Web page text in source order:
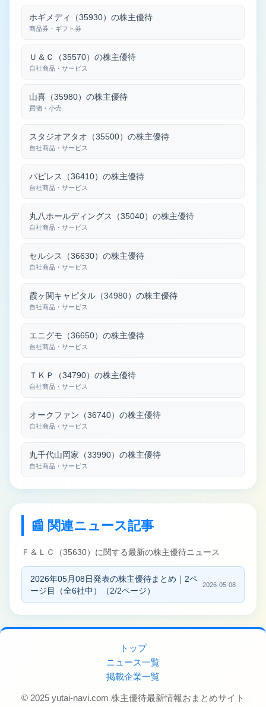
ホギメディ（35930）の株主優待
商品券・ギフト券
Ｕ＆Ｃ（35570）の株主優待
自社商品・サービス
山喜（35980）の株主優待
買物・小売
スタジオアタオ（35500）の株主優待
自社商品・サービス
パピレス（36410）の株主優待
自社商品・サービス
丸八ホールディングス（35040）の株主優待
自社商品・サービス
セルシス（36630）の株主優待
自社商品・サービス
霞ヶ関キャピタル（34980）の株主優待
自社商品・サービス
エニグモ（36650）の株主優待
自社商品・サービス
ＴＫＰ（34790）の株主優待
自社商品・サービス
オークファン（36740）の株主優待
自社商品・サービス
丸千代山岡家（33990）の株主優待
自社商品・サービス
📰 関連ニュース記事
Ｆ＆ＬＣ（35630）に関する最新の株主優待ニュース
2026年05月08日発表の株主優待まとめ｜2ペ
ージ目（全6社中）（2/2ページ）
2026-05-08
トップ
ニュース一覧
掲載企業一覧
© 2025 yutai-navi.com 株主優待最新情報おまとめサイト